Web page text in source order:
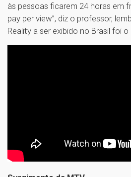
às pessoas ficarem 24 horas em
pay per view”, diz o professor,
Reality a ser exibido no Brasil foi